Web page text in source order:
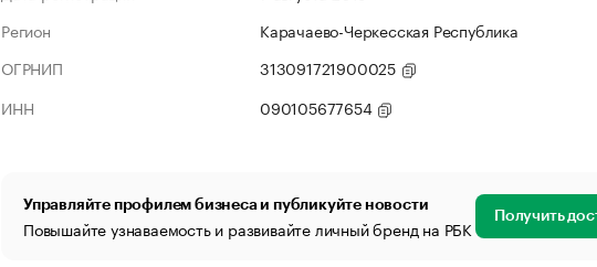
Регион
Карачаево-Черкесская Республика
ОГРНИП
313091721900025
ИНН
090105677654
Управляйте профилем бизнеса и публикуйте новости
Повышайте узнаваемость и развивайте личный бренд на РБК Получить